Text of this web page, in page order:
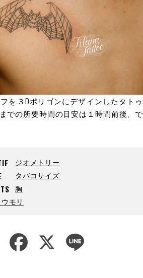
を３Dポリゴンにデザインしたタトゥ
での所要時間の目安は１時間前後、で
ジオメトリー
タバコサイズ
胸
モリ